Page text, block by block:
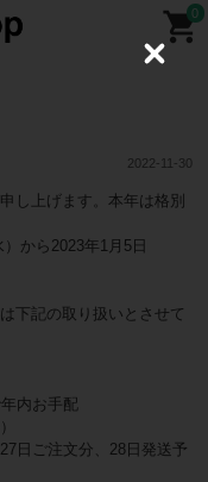
0
2022-11-30
し上げます。本年は格別
から2023年1月5日
下記の取り扱いとさせて
内お手配
日ご注文分、28日発送予
C